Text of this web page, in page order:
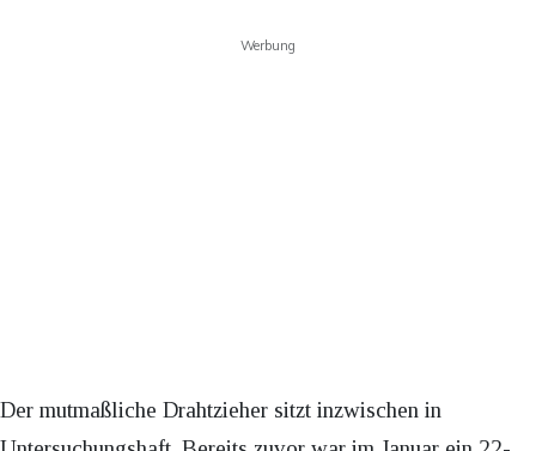
Werbung
Der mutmaßliche Drahtzieher sitzt inzwischen in